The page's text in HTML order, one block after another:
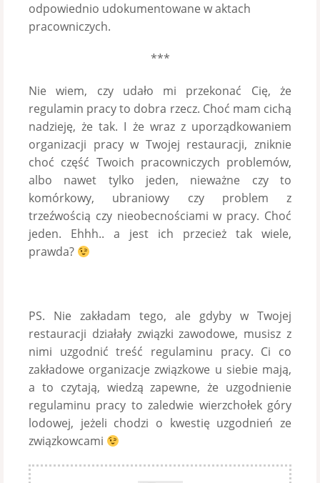
odpowiednio udokumentowane w aktach
pracowniczych.
***
Nie wiem, czy udało mi przekonać Cię, że
regulamin pracy to dobra rzecz. Choć mam cichą
nadzieję, że tak. I że wraz z uporządkowaniem
organizacji pracy w Twojej restauracji, zniknie
choć część Twoich pracowniczych problemów,
albo nawet tylko jeden, nieważne czy to
komórkowy, ubraniowy czy problem z
trzeźwością czy nieobecnościami w pracy. Choć
jeden. Ehhh.. a jest ich przecież tak wiele,
prawda?
PS. Nie zakładam tego, ale gdyby w Twojej
restauracji działały związki zawodowe, musisz z
nimi uzgodnić treść regulaminu pracy. Ci co
zakładowe organizacje związkowe u siebie mają,
a to czytają, wiedzą zapewne, że uzgodnienie
regulaminu pracy to zaledwie wierzchołek góry
lodowej, jeżeli chodzi o kwestię uzgodnień ze
związkowcami